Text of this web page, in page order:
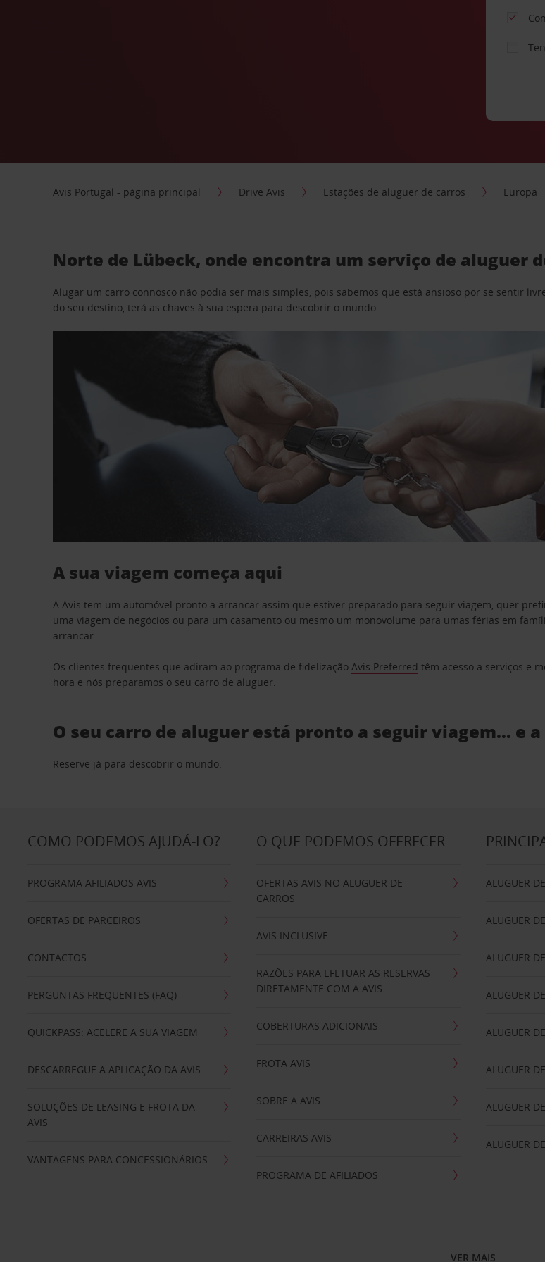
Avis Portugal - página principal Drive Avis Estações de aluguer de carros Europa
Norte de Lübeck, onde encontra um serviço de aluguer
Alugar um carro connosco não podia ser mais simples, pois sabemos que está ansioso por se sentir
do seu destino, terá as chaves à sua espera para descobrir o mundo.
A sua viagem começa aqui
A Avis tem um automóvel pronto a arrancar assim que estiver preparado para seguir viagem, quer
uma viagem de negócios ou para um casamento ou mesmo um monovolume para umas férias em
arrancar.
Os clientes frequentes que adiram ao programa de fidelizaçãoAvis Preferred têm acesso a serviços e
hora e nós preparamos o seu carro de aluguer.
O seu carro de aluguer está pronto a seguir viagem… e
Reserve já para descobrir o mundo.
COMO PODEMOS AJUDÁ-LO?
PROGRAMA AFILIADOS AVIS
OFERTAS DE PARCEIROS
CONTACTOS
PERGUNTAS FREQUENTES (FAQ)
QUICKPASS: ACELERE A SUA VIAGEM
DESCARREGUE A APLICAÇÃO DA AVIS
SOLUÇÕES DE LEASING E FROTA DA
AVIS
VANTAGENS PARA CONCESSIONÁRIOS
O QUE PODEMOS OFERECER
OFERTAS AVIS NO ALUGUER DE
CARROS
AVIS INCLUSIVE
RAZÕES PARA EFETUAR AS RESERVAS
DIRETAMENTE COM A AVIS
COBERTURAS ADICIONAIS
FROTA AVIS
SOBRE A AVIS
CARREIRAS AVIS
PROGRAMA DE AFILIADOS
ALUGUER
ALUGUER
ALUGUER
ALUGUER
ALUGUER
ALUGUER
ALUGUER
ALUGUER
VER MAIS